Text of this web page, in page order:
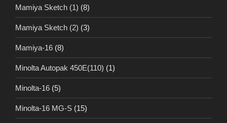
Mamiya Sketch (1) (8)
Mamiya Sketch (2) (3)
Mamiya-16 (8)
Minolta Autopak 450E(110) (1)
Minolta-16 (5)
Minolta-16 MG-S (15)